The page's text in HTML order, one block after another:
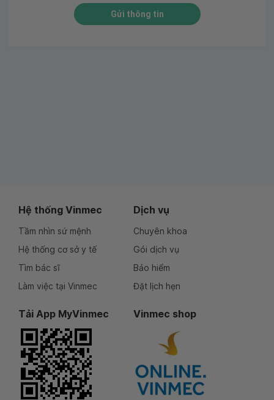
Gửi thông tin
Hệ thống Vinmec
Tầm nhìn sứ mệnh
Hệ thống cơ sở y tế
Tìm bác sĩ
Làm việc tại Vinmec
Dịch vụ
Chuyên khoa
Gói dịch vụ
Bảo hiểm
Đặt lịch hẹn
Tải App MyVinmec Vinmec shop